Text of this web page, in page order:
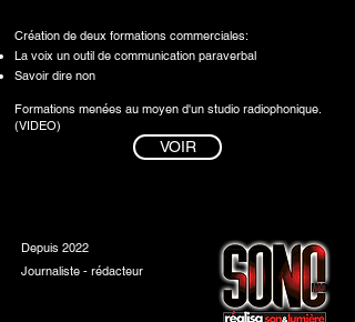
Création de deux formations commerciales:
La voix un outil de communication paraverbal
Savoir dire non
Formations menées au moyen d'un studio radiophonique.
(VIDEO)
VOIR
Depuis 2022
Journaliste - rédacteur